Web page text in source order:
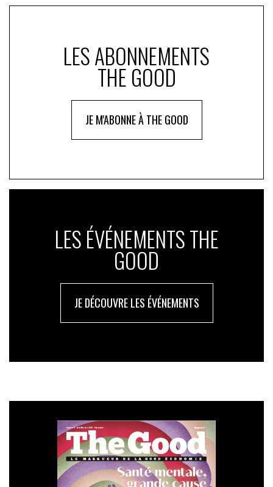
LES ABONNEMENTS
THE GOOD
JE M'ABONNE À THE GOOD
LES ÉVÉNEMENTS THE
GOOD
JE DÉCOUVRE LES ÉVÉNEMENTS